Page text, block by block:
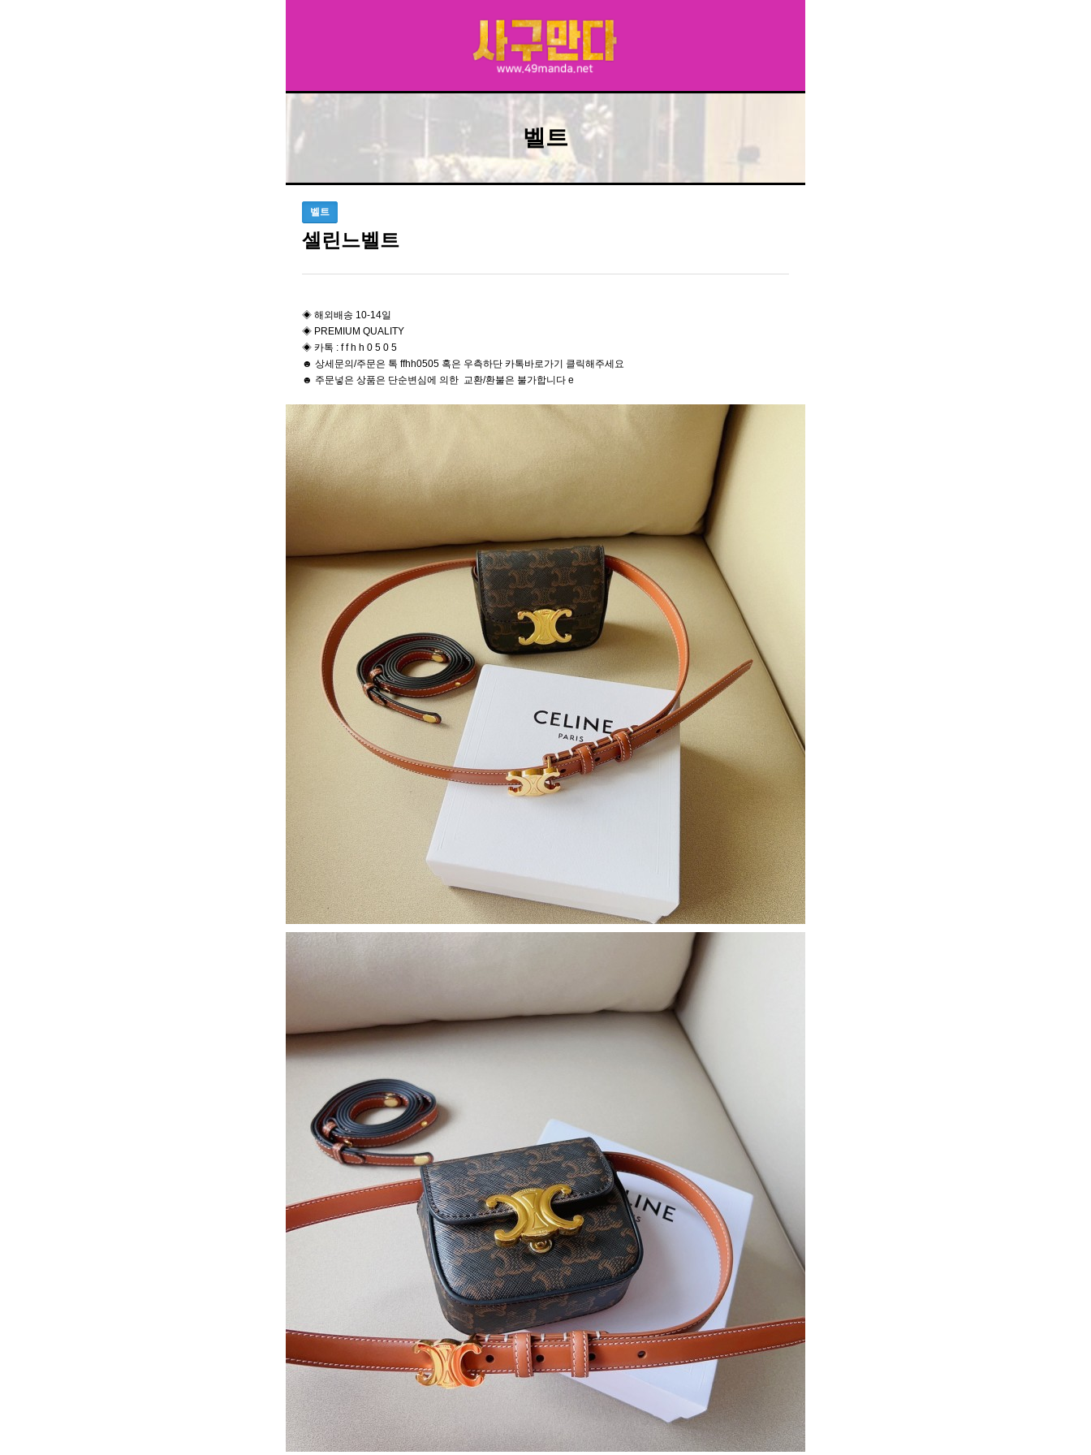
벨트
벨트
셀린느벨트
◈ 해외배송 10-14일
◈ PREMIUM QUALITY
◈ 카톡 : f f h h 0 5 0 5
☻ 상세문의/주문은 톡 ffhh0505 혹은 우측하단 카톡바로가기 클릭해주세요
☻ 주문넣은 상품은 단순변심에 의한 교환/환불은 불가합니다 e